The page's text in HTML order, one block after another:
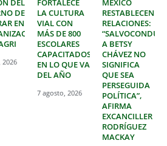
DEL
DE
EN
2026
FORTALECE
LA CULTURA
VIAL CON
MÁS DE 800
ESCOLARES
CAPACITADOS
EN LO QUE VA
DEL AÑO
7 agosto, 2026
MÉXICO
RESTABLECEN
RELACIONES:
A BETSY
CHÁVEZ NO
SIGNIFICA
QUE SEA
PERSEGUIDA
POLÍTICA”,
AFIRMA
EXCANCILLER
RODRÍGUEZ
MACKAY